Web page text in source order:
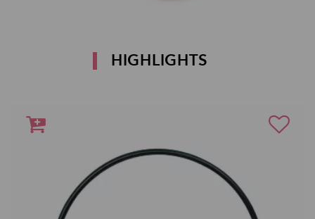
HIGHLIGHTS